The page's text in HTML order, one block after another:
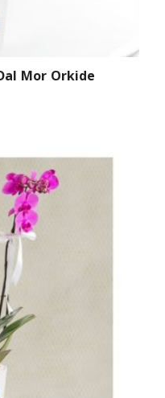
Mor Orkide